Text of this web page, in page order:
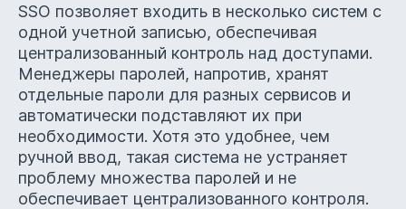
SSO позволяет входить в несколько систем с
одной учетной записью, обеспечивая
централизованный контроль над доступами.
Менеджеры паролей, напротив, хранят
отдельные пароли для разных сервисов и
автоматически подставляют их при
необходимости. Хотя это удобнее, чем
ручной ввод, такая система не устраняет
проблему множества паролей и не
обеспечивает централизованного контроля.